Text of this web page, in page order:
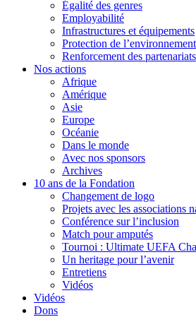
Égalité des genres
Employabilité
Infrastructures et équipements
Protection de l’environnement
Renforcement des partenariats
Nos actions
Afrique
Amérique
Asie
Europe
Océanie
Dans le monde
Avec nos sponsors
Archives
10 ans de la Fondation
Changement de logo
Projets avec les associations
Conférence sur l’inclusion
Match pour amputés
Tournoi : Ultimate UEFA
Un heritage pour l’avenir
Entretiens
Vidéos
Vidéos
Dons